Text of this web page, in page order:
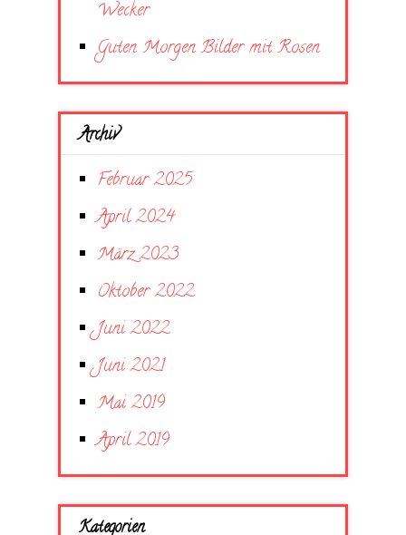
Wecker
Guten Morgen Bilder mit Rosen
Archiv
Februar 2025
April 2024
März 2023
Oktober 2022
Juni 2022
Juni 2021
Mai 2019
April 2019
Kategorien